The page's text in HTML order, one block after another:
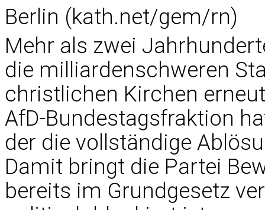
Berlin (kath.net/gem/rn)
Mehr als zwei
die milliardenschweren
christlichen Kirchen
AfD-Bundestagsfraktion
der die vollständige
Damit bringt die Partei
bereits im Grundgesetz